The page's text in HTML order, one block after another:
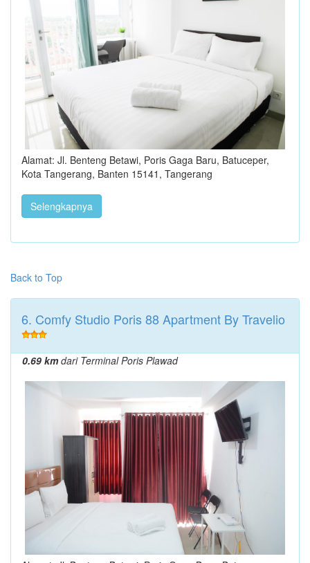
Alamat: Jl. Benteng Betawi, Poris Gaga Baru, Batuceper,
Kota Tangerang, Banten 15141, Tangerang
Selengkapnya
Back to Top
6. Comfy Studio Poris 88 Apartment By Travelio
0.69 kmdari Terminal Poris Plawad